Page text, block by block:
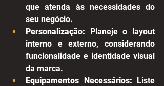
que atenda às necessidades do
seu negócio.
Personalização: Planeje o layout
interno e externo, considerando
funcionalidade e identidade visual
da marca.
Equipamentos Necessários: Liste